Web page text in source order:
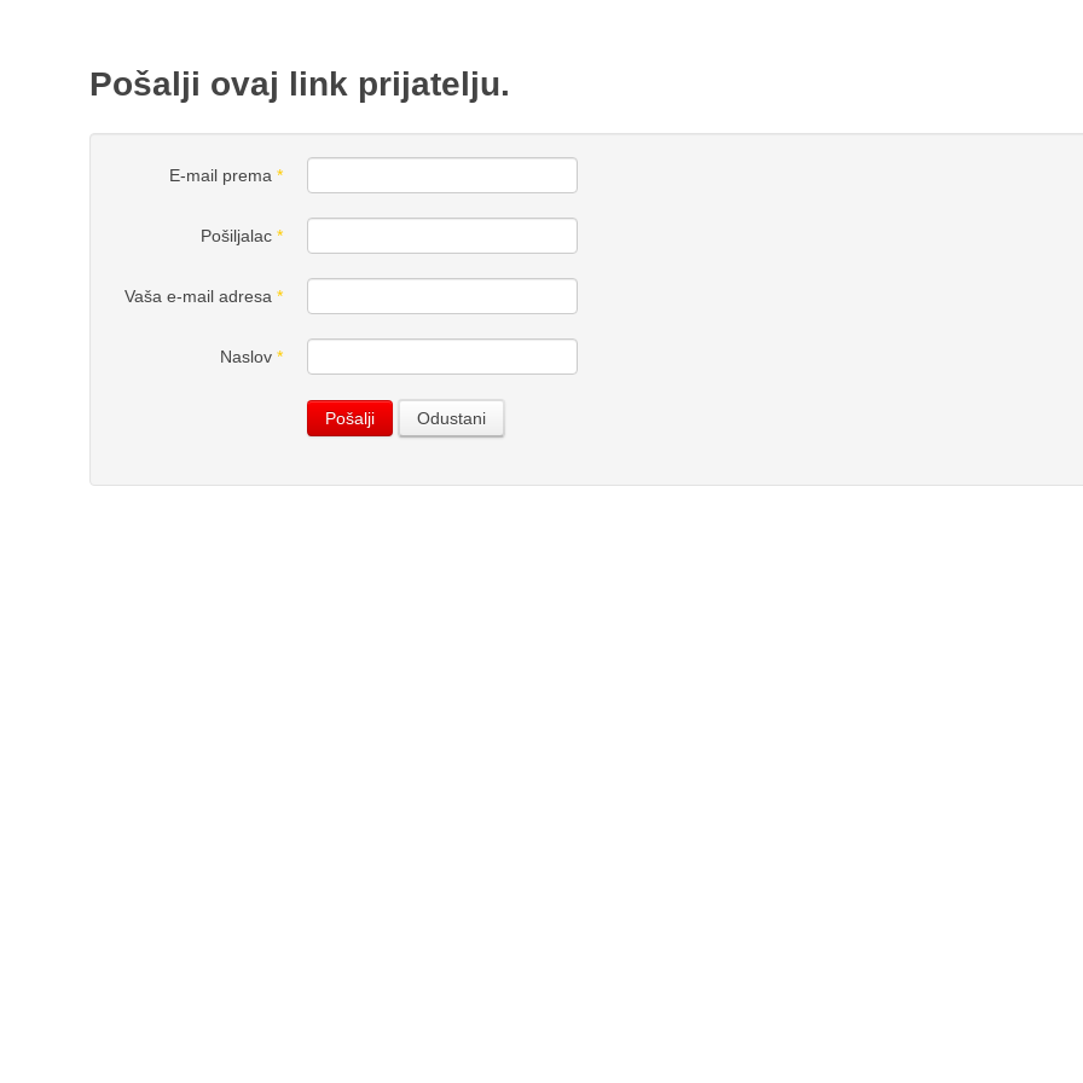
Pošalji ovaj link prijatelju.
E-mail prema *
Pošiljalac *
Vaša e-mail adresa *
Naslov *
Pošalji Odustani